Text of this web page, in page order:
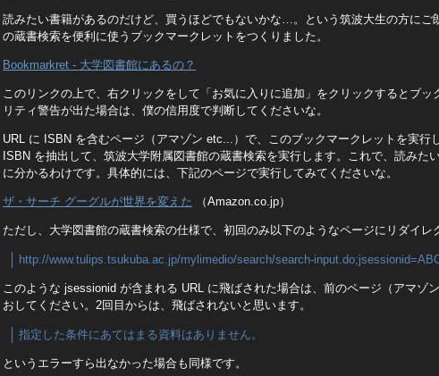
読みたい書籍があるのだけど、買うほどでもないかな…。という筑波大生の方にご
の蔵書検索を便利に使うブックマークレットをつくりました。
Bookmarkret - 大学図書館にあるの？
このリンクの上で、右クリックをして「お気に入りに追加」をクリックするとブ
リティ警告が出た場合は、僕の信用度で判断してくださいな。
URL に ISBN を含むページ（アマゾン etc...）で、このブックマークレットを実行
ISBN を抽出して、筑波大学附属図書館の蔵書検索を実行します。これで、読みた
に分かるわけです。具体的には、下記のページで実行してみてくださいな。
ザ・サーチ グーグルが世界を変えた （Amazon.co.jp）
ただし、大学図書館の蔵書検索の仕様で、初回のみ以下のようなページにリダイレ
http://www.tulips.tsukuba.ac.jp/mylimedio/search/search-
このような jsessionid が含まれる URL に飛ばされた場合は、前のページ（アマゾ
おしてください。2回目からは、飛ばされないと思います。
指定した条件にあてはまる資料はありません。
というエラーすら出なかった場合も同様です。